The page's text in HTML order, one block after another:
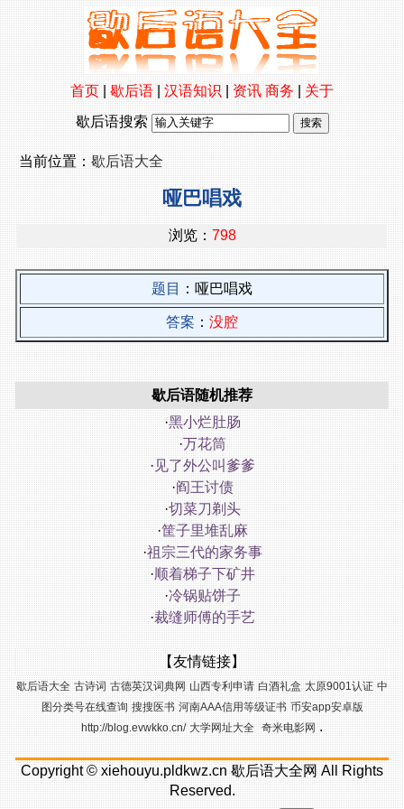
首页|歇后语|汉语知识|资讯 商务|关于
歇后语搜索
当前位置：歇后语大全
哑巴唱戏
浏览： 798
题目 ：哑巴唱戏
答案 ： 没腔
歇后语随机推荐
·黑小烂肚肠
·万花筒
·见了外公叫爹爹
·阎王讨债
·切菜刀剃头
·筐子里堆乱麻
·祖宗三代的家务事
·顺着梯子下矿井
·冷锅贴饼子
·裁缝师傅的手艺
【友情链接】
歇后语大全 古诗词 古德英汉词典网 山西专利申请 白酒礼盒 太原9001认证 中
图分类号在线查询 搜搜医书 河南AAA信用等级证书 币安app安卓版
http://blog.evwkko.cn/ 大学网址大全 奇米电影网.
Copyright ©xiehouyu.pldkwz.cn 歇后语大全网All Rights
Reserved.